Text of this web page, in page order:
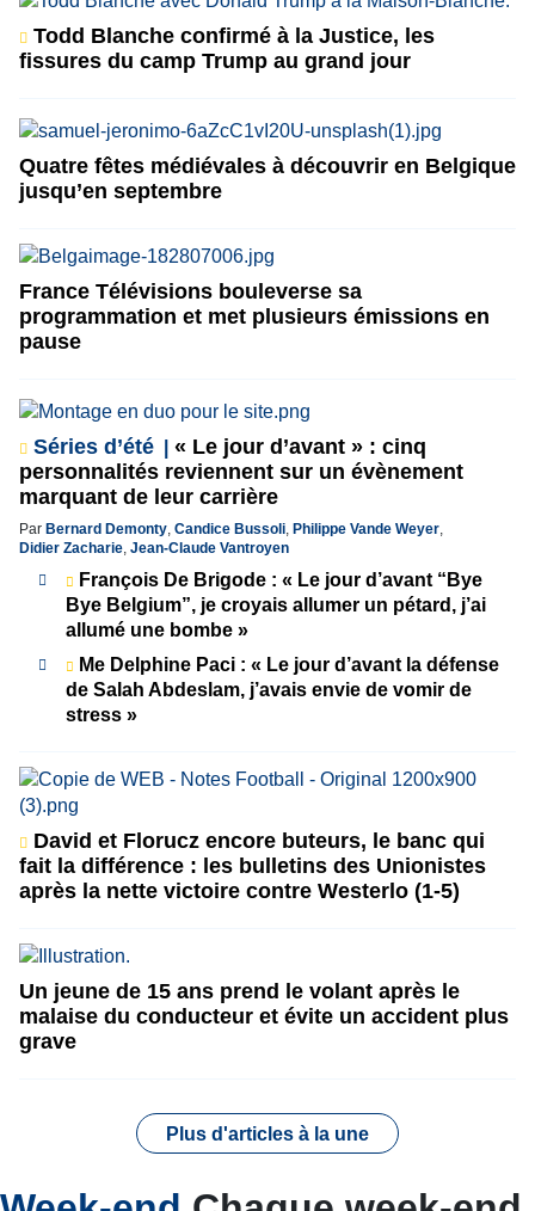
Todd Blanche confirmé à la Justice, les
fissures du camp Trump au grand jour
Quatre fêtes médiévales à découvrir en Belgique
jusqu’en septembre
France Télévisions bouleverse sa
programmation et met plusieurs émissions en
pause
Séries d’été
« Le jour d’avant » : cinq
personnalités reviennent sur un évènement
marquant de leur carrière
Par Bernard Demonty, Candice Bussoli, Philippe Vande Weyer,
Didier Zacharie, Jean-Claude Vantroyen
François De Brigode : « Le jour d’avant “Bye
Bye Belgium”, je croyais allumer un pétard, j’ai
allumé une bombe »
Me Delphine Paci : « Le jour d’avant la défense
de Salah Abdeslam, j’avais envie de vomir de
stress »
David et Florucz encore buteurs, le banc qui
fait la différence : les bulletins des Unionistes
après la nette victoire contre Westerlo (1-5)
Un jeune de 15 ans prend le volant après le
malaise du conducteur et évite un accident plus
grave
Plus d'articles à la une